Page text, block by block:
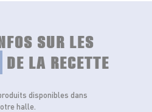
SUR LES
DE LA RECETTE
disponibles dans
halle.